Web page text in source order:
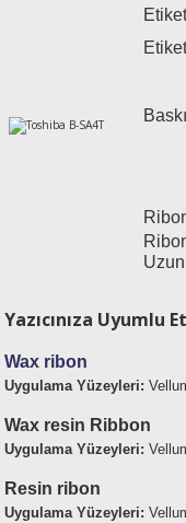
Yazıcınıza Uyumlu
Wax ribon
Uygulama Yüzeyleri:
Wax resin Ribbon
Uygulama Yüzeyleri:
Resin ribon
Uygulama Yüzeyleri: